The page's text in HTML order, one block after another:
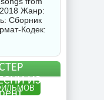
Жанр:
Сборник
Кодек:
ИЗ